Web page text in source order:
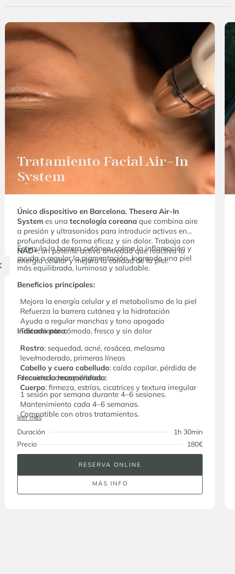
Tratamiento Facial Air-In
System
Único dispositivo en Barcelona. Thesera Air-In
System es una tecnología coreana que combina aire
a presión y ultrasonidos para introducir activos en
profundidad de forma eficaz y sin dolor. Trabaja con
NAD+, un potente activo antiedad que reactiva la
energía celular y mejora la calidad de la piel.
Estimula la barrera cutánea, calma la inflamación y
ayuda a regular la pigmentación, logrando una piel
más equilibrada, luminosa y saludable.
Beneficios principales:
Mejora la energía celular y el metabolismo de la piel
Refuerza la barrera cutánea y la hidratación
Ayuda a regular manchas y tono apagado
Tratamiento cómodo, fresco y sin dolor
Indicado para:
Rostro: sequedad, acné, rosácea, melasma
leve/moderado, primeras líneas
Cabello y cuero cabelludo: caída capilar, pérdida de
densidad, desequilibrios
Cuerpo: firmeza, estrías, cicatrices y textura irregular
Frecuencia recomendada:
1 sesión por semana durante 4–6 sesiones.
Mantenimiento cada 4–6 semanas.
Compatible con otros tratamientos.
leer más
Duración
1h 30min
Precio
180€
RESERVA ONLINE
MÁS INFO